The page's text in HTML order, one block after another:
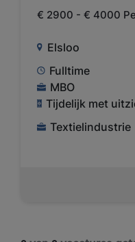
€ 2900 - € 4000
Elsloo
Fulltime
MBO
Tijdelijk met
Textielindustrie